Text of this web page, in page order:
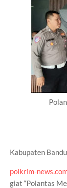
Kabupaten
polkrim-
giat “Polantas